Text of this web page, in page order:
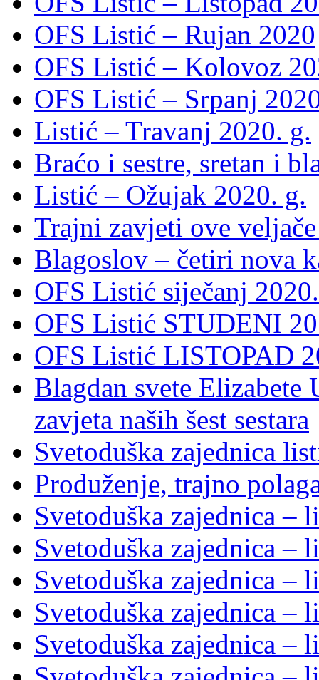
OFS Listić – Rujan 2020
OFS Listić – Kolovoz
OFS Listić – Srpanj
Listić – Travanj 2020. g.
Braćo i sestre, sretan i
Listić – Ožujak 2020. g.
Trajni zavjeti ove
Blagoslov – četiri nova
OFS Listić siječanj
OFS Listić STUDENI
OFS Listić LISTOPAD
Blagdan svete
zavjeta naših šest sestara
Svetoduška zajednica
Produženje, trajno
Svetoduška zajednica –
Svetoduška zajednica –
Svetoduška zajednica –
Svetoduška zajednica –
Svetoduška zajednica –